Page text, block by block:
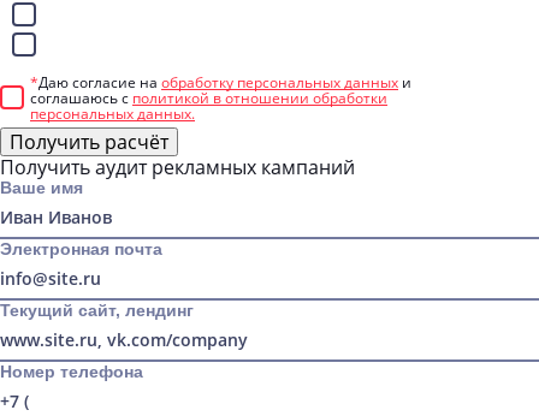
*Даю согласие на обработку персональных данных и
соглашаюсь с политикой в отношении обработки
персональных данных.
Получить расчёт
Получить аудит рекламных кампаний
Ваше имя
Электронная почта
Текущий сайт, лендинг
Номер телефона